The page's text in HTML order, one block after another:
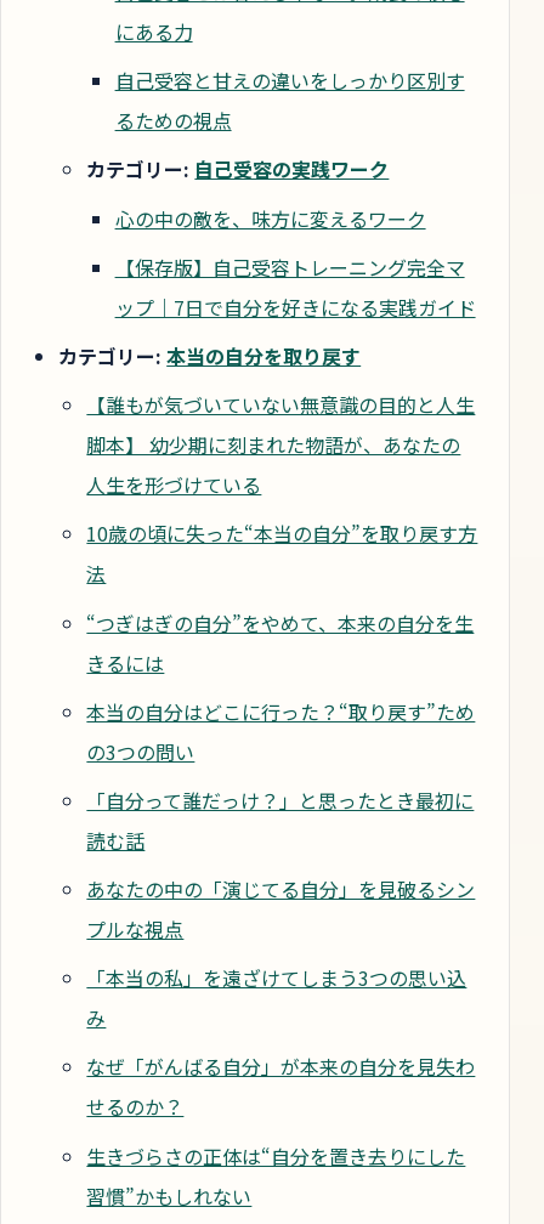
にある力
自己受容と甘えの違いをしっかり区別す
るための視点
カテゴリー: 自己受容の実践ワーク
心の中の敵を、味方に変えるワーク
【保存版】自己受容トレーニング完全マ
ップ｜7日で自分を好きになる実践ガイド
カテゴリー:本当の自分を取り戻す
【誰もが気づいていない無意識の目的と人生
脚本】 幼少期に刻まれた物語が、あなたの
人生を形づけている
10歳の頃に失った“本当の自分”を取り戻す方
法
“つぎはぎの自分”をやめて、本来の自分を生
きるには
本当の自分はどこに行った？“取り戻す”ため
の3つの問い
「自分って誰だっけ？」と思ったとき最初に
読む話
あなたの中の「演じてる自分」を見破るシン
プルな視点
「本当の私」を遠ざけてしまう3つの思い込
み
なぜ「がんばる自分」が本来の自分を見失わ
せるのか？
生きづらさの正体は“自分を置き去りにした
習慣”かもしれない